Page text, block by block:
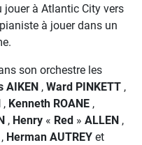
jouer à Atlantic City vers
à jouer dans un
son orchestre les
AIKEN , Ward PINKETT ,
, Kenneth ROANE ,
, Henry « Red » ALLEN ,
, Herman AUTREY et